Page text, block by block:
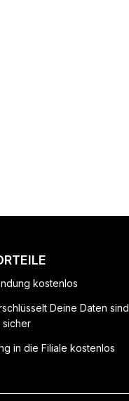
kostenlos
Deine Daten sind
sicher
in die Filiale kostenlos